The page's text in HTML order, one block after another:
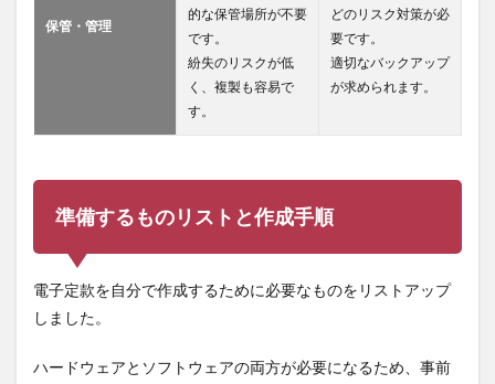
保管・管理
的な保管場所が不要
です。
紛失のリスクが低
く、複製も容易で
す。
どのリスク対策が必
要です。
適切なバックアップ
が求められます。
準備するものリストと作成手順
電子定款を自分で作成するために必要なものをリストアップ
しました。
ハードウェアとソフトウェアの両方が必要になるため、事前